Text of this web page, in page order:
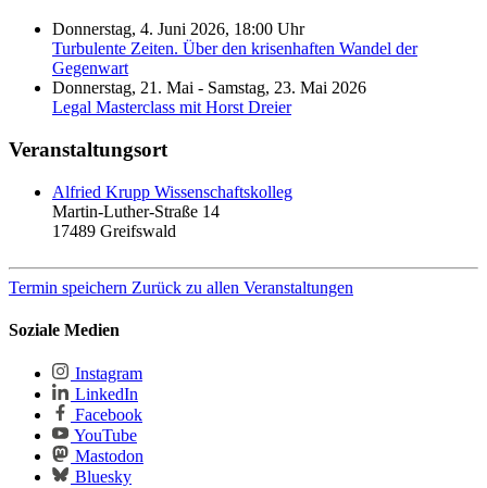
Donnerstag, 4. Juni 2026, 18:00 Uhr
Turbulente Zeiten. Über den krisenhaften Wandel der
Gegenwart
Donnerstag, 21. Mai - Samstag, 23. Mai 2026
Legal Masterclass mit Horst Dreier
Veranstaltungsort
Alfried Krupp Wissenschaftskolleg
Martin-Luther-Straße 14
17489 Greifswald
Termin speichern Zurück zu allen Veranstaltungen
Soziale Medien
Instagram
LinkedIn
Facebook
YouTube
Mastodon
Bluesky